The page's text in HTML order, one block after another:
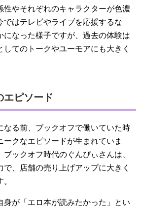
性やそれぞれのキャラクターが色濃
ではテレビやライブを応援するな
になった様子ですが、過去の体験は
してのトークやユーモアにも大きく
エピソード
なる前、ブックオフで働いていた時
ークなエピソードが生まれていま
ックオフ時代のぐんぴぃさんは、
、店舗の売り上げアップに大きく
身が「エロ本が読みたかった」とい